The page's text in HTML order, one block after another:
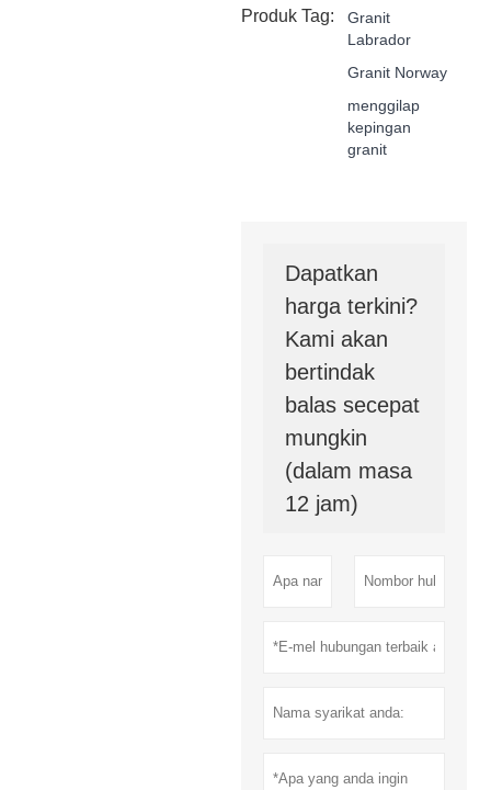
Produk Tag:
Granit
Labrador
Granit Norway
menggilap
kepingan
granit
Dapatkan
harga terkini?
Kami akan
bertindak
balas secepat
mungkin
(dalam masa
12 jam)